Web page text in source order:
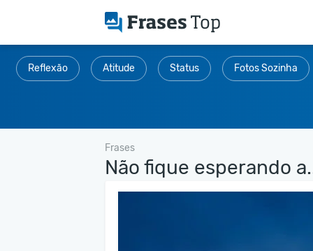
Reflexão Atitude Status Fotos Sozinha
Frases
Não fique esperando